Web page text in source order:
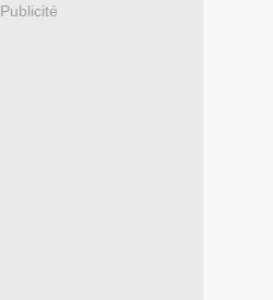
Publicité